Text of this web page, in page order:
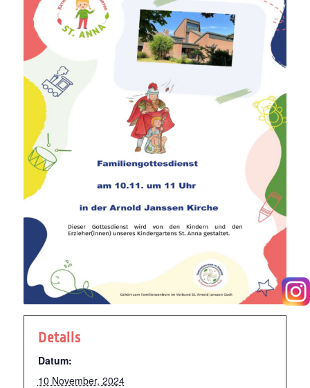
Details
Datum:
10 November, 2024